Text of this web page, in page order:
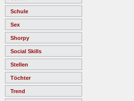
Schule
Sex
Shorpy
Social Skills
Stellen
Töchter
Trend